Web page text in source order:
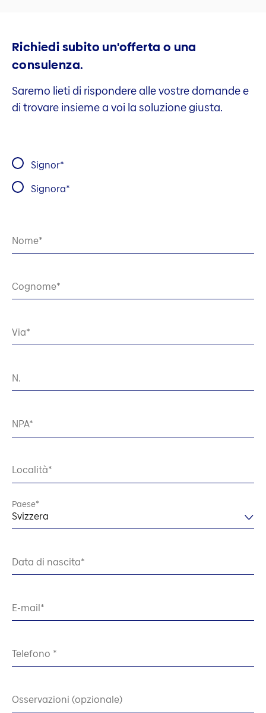
Richiedi subito un'offerta o una
consulenza.
Saremo lieti di rispondere alle vostre domande e
di trovare insieme a voi la soluzione giusta.
Signor
Signora
Nome
Cognome
Via
N.
NPA
Località
Paese
Svizzera
Data di nascita
E-mail
Telefono
Osservazioni (opzionale)